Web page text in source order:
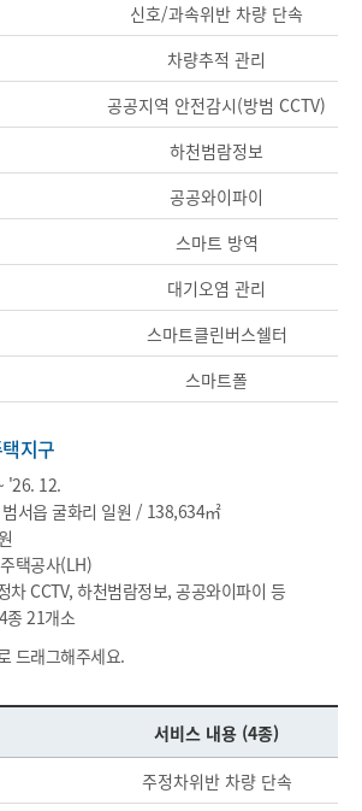
신호/과속위반 차량 단속
차량추적 관리
공공지역 안전감시(방범 CCTV)
하천범람정보
공공와이파이
스마트 방역
대기오염 관리
스마트클린버스쉘터
스마트폴
지구
'26. 12.
서읍 굴화리 일원 / 138,634㎡
택공사(LH)
차 CCTV, 하천범람정보, 공공와이파이 등
종 21개소
드래그해주세요.
서비스 내용 (4종)
주정차위반 차량 단속